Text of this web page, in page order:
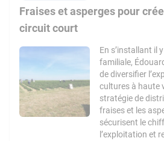
Fraises et asperges pour
circuit court
En s’installant il
familiale,
de diversifier
cultures à haute
stratégie de
fraises et les
sécurisent le
l’exploitation et